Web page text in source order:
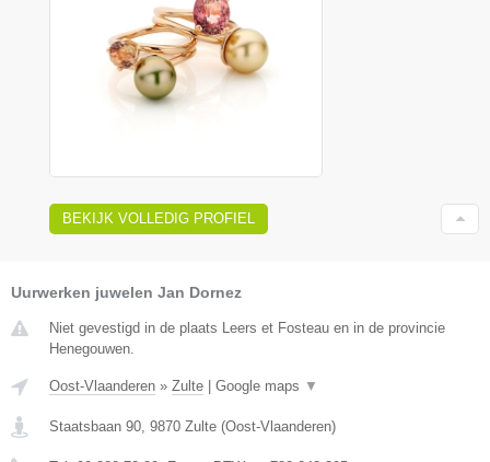
BEKIJK VOLLEDIG PROFIEL
Uurwerken juwelen Jan Dornez
Niet gevestigd in de plaats Leers et Fosteau en in de provincie
Henegouwen.
Oost-Vlaanderen » Zulte Google maps ▼
Staatsbaan 90, 9870 Zulte (Oost-Vlaanderen)